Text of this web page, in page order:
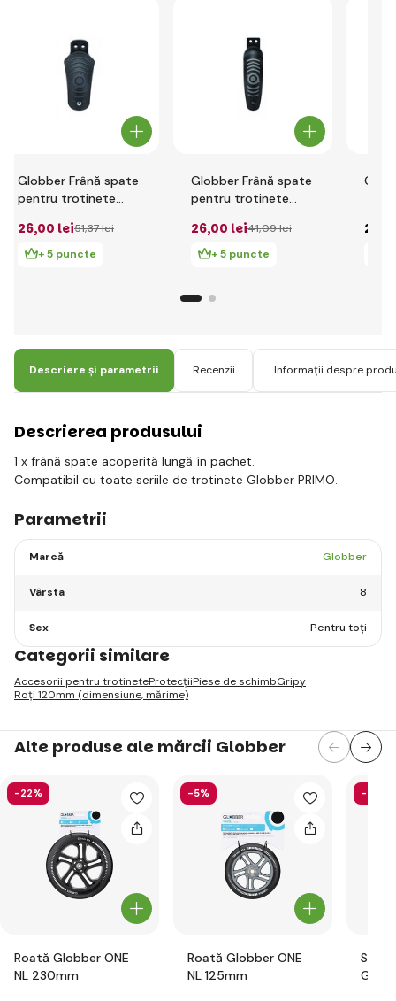
Globber Frână spate
pentru trotinete
grey
26,00 lei51,37 lei
+ 5 puncte
Globber Frână spate
pentru trotinete
26,00 lei41,09 lei
+ 5 puncte
24
Descriere și parametrii Recenzii Informații despre
Descrierea produsului
1 x frână spate acoperită lungă în pachet.
Compatibil cu toate seriile de trotinete Globber PRIMO.
Parametrii
Marcă Globber
Vârsta 8
Sex Pentru toți
Categorii similare
Accesorii pentru trotineteProtecțiiPiese de schimbGripy
Roți 120mm (dimensiune, mărime)
Alte produse ale mărcii Globber
-22%
Roată Globber ONE
NL 230mm
-5%
Roată Globber ONE
NL 125mm
-58%
Set